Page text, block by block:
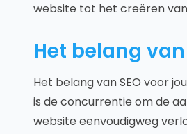
website tot het creëren
Het belang
Het belang van SEO voor
is de concurrentie om de
website eenvoudigweg